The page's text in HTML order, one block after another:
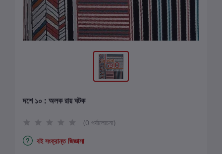
দশে ১০ : অলক রায় ঘটক
(0 পর্যালোচনা)
বই সংক্রান্ত জিজ্ঞাসা